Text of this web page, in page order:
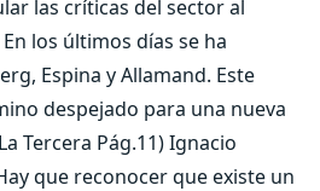
las críticas del sector al
los últimos días se ha
Espina y Allamand. Este
despejado para una nueva
Tercera Pág.11) Ignacio
que reconocer que existe un